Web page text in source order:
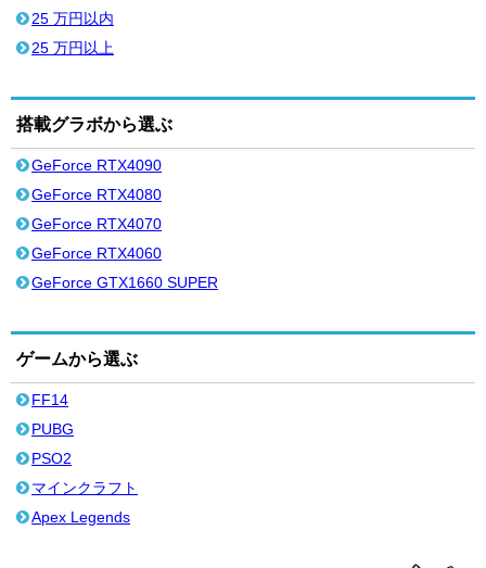
25 万円以内
25 万円以上
搭載グラボから選ぶ
GeForce RTX4090
GeForce RTX4080
GeForce RTX4070
GeForce RTX4060
GeForce GTX1660 SUPER
ゲームから選ぶ
FF14
PUBG
PSO2
マインクラフト
Apex Legends